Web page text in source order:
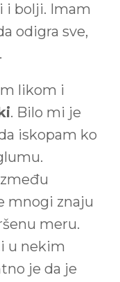
i bolji. Imam
odigra sve,
likom i
. Bilo mi je
iskopam ko
mnogi znaju
meru.
u nekim
je da je